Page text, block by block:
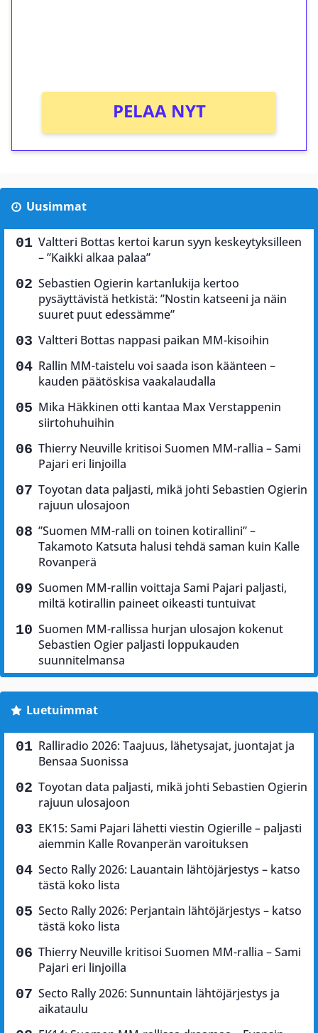
PELAA NYT
Uusimmat
Valtteri Bottas kertoi karun syyn keskeytyksilleen
– ”Kaikki alkaa palaa”
Sebastien Ogierin kartanlukija kertoo
pysäyttävistä hetkistä: ”Nostin katseeni ja näin
suuret puut edessämme”
Valtteri Bottas nappasi paikan MM-kisoihin
Rallin MM-taistelu voi saada ison käänteen –
kauden päätöskisa vaakalaudalla
Mika Häkkinen otti kantaa Max Verstappenin
siirtohuhuihin
Thierry Neuville kritisoi Suomen MM-rallia – Sami
Pajari eri linjoilla
Toyotan data paljasti, mikä johti Sebastien Ogierin
rajuun ulosajoon
”Suomen MM-ralli on toinen kotirallini” –
Takamoto Katsuta halusi tehdä saman kuin Kalle
Rovanperä
Suomen MM-rallin voittaja Sami Pajari paljasti,
miltä kotirallin paineet oikeasti tuntuivat
Suomen MM-rallissa hurjan ulosajon kokenut
Sebastien Ogier paljasti loppukauden
suunnitelmansa
Luetuimmat
Ralliradio 2026: Taajuus, lähetysajat, juontajat ja
Bensaa Suonissa
Toyotan data paljasti, mikä johti Sebastien Ogierin
rajuun ulosajoon
EK15: Sami Pajari lähetti viestin Ogierille – paljasti
aiemmin Kalle Rovanperän varoituksen
Secto Rally 2026: Lauantain lähtöjärjestys – katso
tästä koko lista
Secto Rally 2026: Perjantain lähtöjärjestys – katso
tästä koko lista
Thierry Neuville kritisoi Suomen MM-rallia – Sami
Pajari eri linjoilla
Secto Rally 2026: Sunnuntain lähtöjärjestys ja
aikataulu